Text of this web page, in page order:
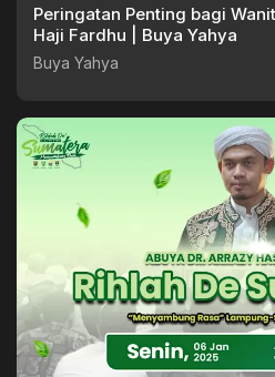
Peringatan Penting bagi
Haji Fardhu | Buya Yahya
Buya Yahya